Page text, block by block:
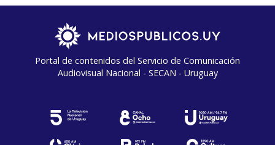
Portal de contenidos del Servicio de Comunicación
Audiovisual Nacional - SECAN - Uruguay